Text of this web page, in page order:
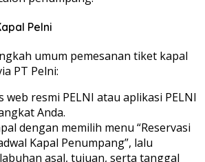
Pelni
umum pemesanan tiket kapal
PT Pelni:
web resmi PELNI atau aplikasi PELNI
Anda.
dengan memilih menu “Reservasi
Kapal Penumpang”, lalu
asal, tujuan, serta tanggal